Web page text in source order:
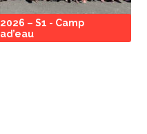
2026 – S1 - Camp
ad’eau